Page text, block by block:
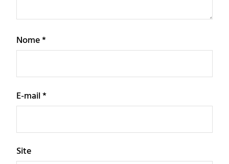
Nome*
E-mail*
Site